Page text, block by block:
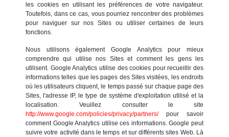
les cookies en utilisant les préférences de votre navigateur.
Toutefois, dans ce cas, vous pourriez rencontrer des problèmes
pour naviguer sur nos Sites ou utiliser certaines de leurs
fonctions.
Nous utilisons également Google Analytics pour mieux
comprendre qui utilise nos Sites et comment les gens les
utilisent. Google Analytics utilise des cookies pour recueillir des
informations telles que les pages des Sites visitées, les endroits
où les utilisateurs cliquent, le temps passé sur chaque page des
Sites, l'adresse IP, le type de système d'exploitation utilisé et la
localisation. Veuillez consulter le site
http://www.google.com/policies/privacy/partners/pour savoir
comment Google Analytics utilise ces informations. Google peut
suivre votre activité dans le temps et sur différents sites Web. Là